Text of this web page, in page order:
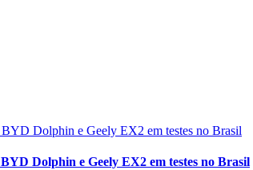
Dolphin e Geely EX2 em testes no Brasil